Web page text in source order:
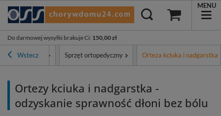
Do darmowej wysyłki brakuje Ci: 150,00 zł
MENU
Wstecz
i rehabilitacja Sprzęt ortopedyczny Orteza kciuka i nadgarstka
Ortezy kciuka i nadgarstka -
odzyskanie sprawność dłoni bez bólu